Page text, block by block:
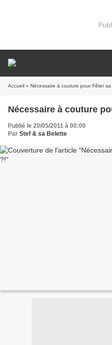
Accueil » Nécessaire à couture pour Fêter sa
Nécessaire à couture
Publié le 20/05/2011 à 00:00
Par Stef & sa Belette